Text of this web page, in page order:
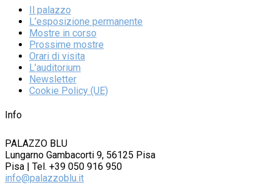
Il palazzo
L’esposizione permanente
Mostre in corso
Prossime mostre
Orari di visita
L’auditorium
Newsletter
Cookie Policy (UE)
Info
PALAZZO BLU
Lungarno Gambacorti 9, 56125 Pisa
Pisa | Tel. +39 050 916 950
info@palazzoblu.it